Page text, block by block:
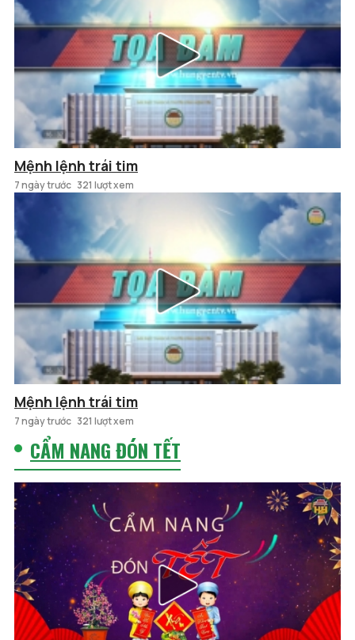
Mệnh lệnh trái tim
7 ngày trước 321 lượt xem
Mệnh lệnh trái tim
7 ngày trước 321 lượt xem
CẨM NANG ĐÓN TẾT